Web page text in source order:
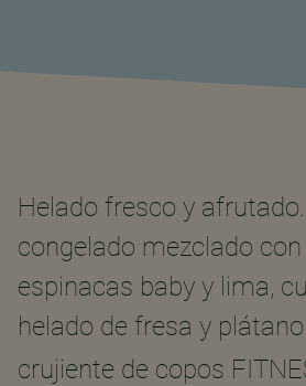
Helado fresco y
congelado mezclado
espinacas baby y lima,
helado de fresa y
crujiente de copos